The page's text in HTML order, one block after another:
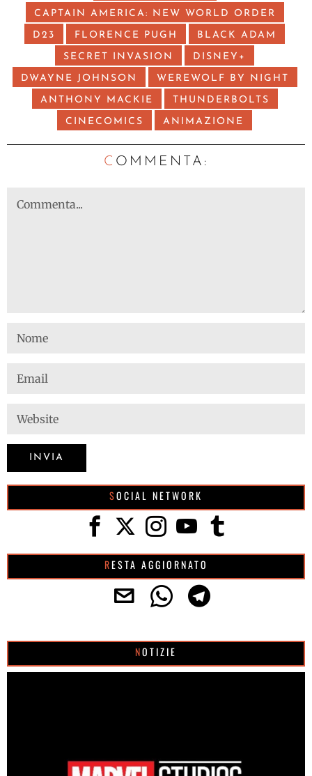
CAPTAIN AMERICA: NEW WORLD ORDER
D23 FLORENCE PUGH BLACK ADAM
SECRET INVASION DISNEY+
DWAYNE JOHNSON WEREWOLF BY NIGHT
ANTHONY MACKIE THUNDERBOLTS
CINECOMICS ANIMAZIONE
C OMMENTA:
SOCIAL NETWORK
RESTA AGGIORNATO
NOTIZIE